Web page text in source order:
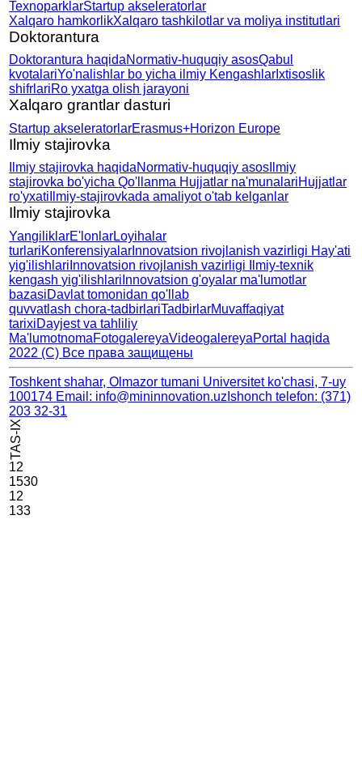
TexnoparklarStartup akseleratorlar
Xalqaro hamkorlikXalqaro tashkilotlar va moliya institutlari
Doktorantura
Doktorantura haqidaNormativ-huquqiy asosQabul
kvotalariYo'nalishlar bo yicha ilmiy Kengashlar Ixtisoslik
shifrlariRo yxatga olish jarayoni
Xalqaro grantlar dasturi
Startup akseleratorlarErasmus+Horizon Europe
Ilmiy stajirovka
Ilmiy stajirovka haqidaNormativ-huquqiy asos Ilmiy
stajirovka bo'yichaQo'llanma Hujjatlar na'munalariHujjatlar
ro'yxati Ilmiy-stajirovkada amaliyoto'tab kelganlar
Ilmiy stajirovka
YangiliklarE'lonlarLoyihalar
turlariKonferensiyalar Innovatsion rivojlanishvazirligi Hay'ati
yig'ilishlari Innovatsion rivojlanishvazirligi Ilmiy-texnik
kengashyig'ilishlari Innovatsion g'oyalar ma'lumotlar
bazasiDavlat tomonidan qo'llab
quvvatlash chora-tadbirlariTadbirlarMuvaffaqiyat
tarixiDayjest va tahliliy
Ma'lumotnomaFotogalereyaVideogalereyaPortal haqida
2022 (C) Все права защищены
Toshkent shahar, Olmazor tumani Universitet ko'chasi, 7-uy
100174 Email: info@mininnovation.uz Ishonch telefon: (371)
203 32-31
TAS-IX
12
1530
12
133